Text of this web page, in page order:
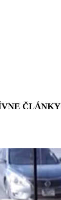
ČLÁNKY